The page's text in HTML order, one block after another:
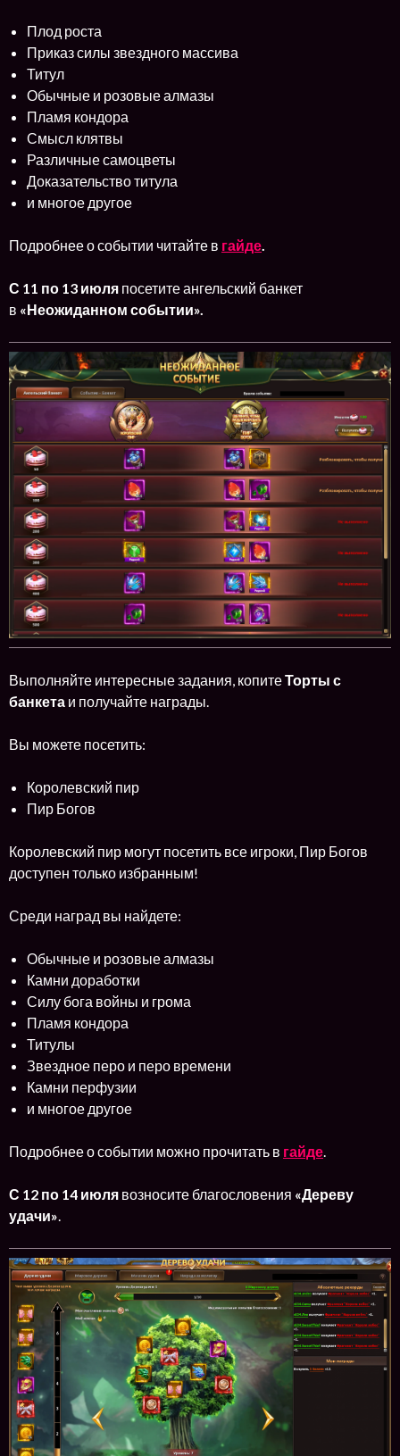
Плод роста
Приказ силы звездного массива
Титул
Обычные и розовые алмазы
Пламя кондора
Смысл клятвы
Различные самоцветы
Доказательство титула
и многое другое
Подробнее о событии читайте в гайде
С 11 по 13 июля посетите ангельский банкет
в «Неожиданном событии».
Выполняйте интересные задания, копитеТорты с
банкета и получайте награды.
Вы можете посетить:
Королевский пир
Пир Богов
Королевский пир могут посетить все игроки, Пир Богов
доступен только избранным!
Среди наград вы найдете:
Обычные и розовые алмазы
Камни доработки
Силу бога войны и грома
Пламя кондора
Титулы
Звездное перо и перо времени
Камни перфузии
и многое другое
Подробнее о событии можно прочитать в гайде.
С 12 по 14 июля возносите благословения «Дереву
удачи».